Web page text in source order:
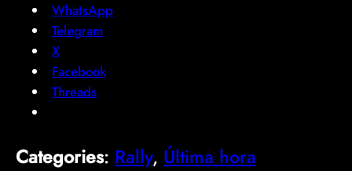
WhatsApp
Telegram
X
Facebook
Threads
Categories: Rally, Última hora